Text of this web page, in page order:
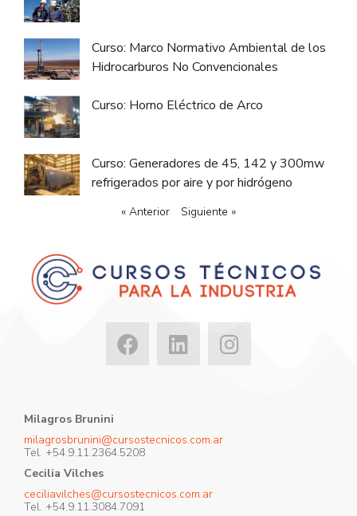
Curso: Marco Normativo Ambiental de los
Hidrocarburos No Convencionales
Curso: Horno Eléctrico de Arco
Curso: Generadores de 45, 142 y 300mw
refrigerados por aire y por hidrógeno
« Anterior Siguiente »
Milagros Brunini
milagrosbrunini@cursostecnicos.com.ar
Tel. +54.9.11.2364.5208
Cecilia Vilches
ceciliavilches@cursostecnicos.com.ar
Tel. +54.9.11.3084.7091